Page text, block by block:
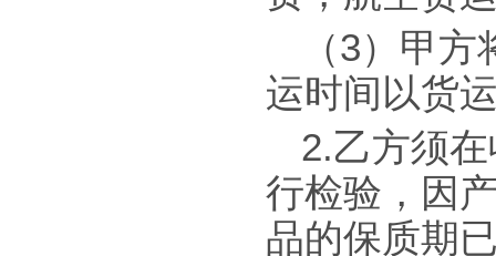
（3）甲
运时间以货
2.乙方须
行检验，因
品的保质期